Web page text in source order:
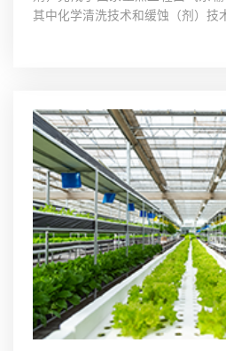
其中化学清洗技术和缓蚀（剂）技